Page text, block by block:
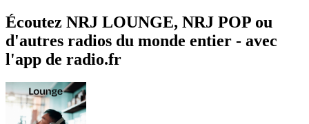
Écoutez NRJ LOUNGE, NRJ POP ou
d'autres radios du monde entier - avec
l'app de radio.fr